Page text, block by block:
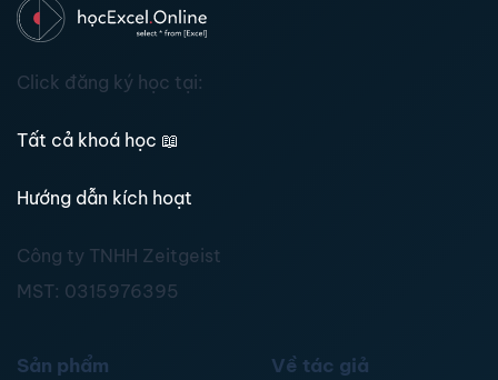
Click đăng ký học tại:
Tất cả khoá học 📖
Hướng dẫn kích hoạt
Công ty TNHH Zeitgeist
MST: 0315976395
Sản phẩm Về tác giả